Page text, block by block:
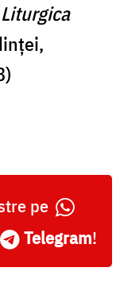
Liturgica
pe
Telegram!